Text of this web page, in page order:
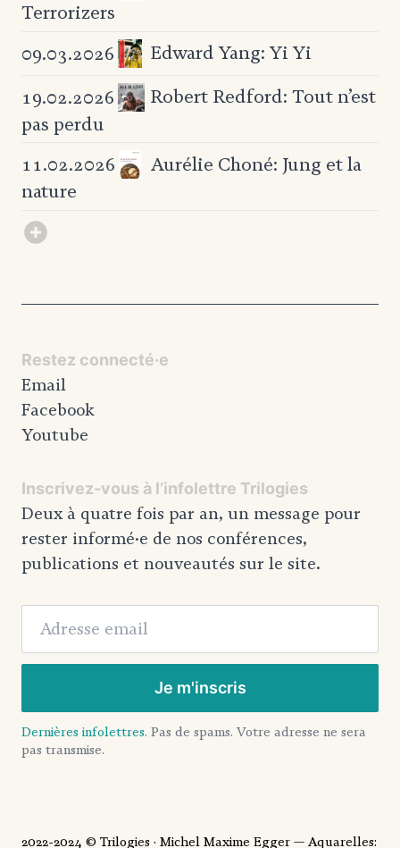
Terrorizers
09.03.2026
Edward Yang: Yi Yi
19.02.2026
Robert Redford: Tout n’est
pas perdu
11.02.2026
Aurélie Choné: Jung et la
nature
Restez connecté·e
Email
Facebook
Youtube
Inscrivez-vous à l’infolettre Trilogies
Deux à quatre fois par an, un message pour
rester informé·e de nos conférences,
publications et nouveautés sur le site.
Je m'inscris
Dernières infolettres. Pas de spams. Votre adresse ne sera
pas transmise.
2022-2024 © Trilogies · Michel Maxime Egger — Aquarelles: